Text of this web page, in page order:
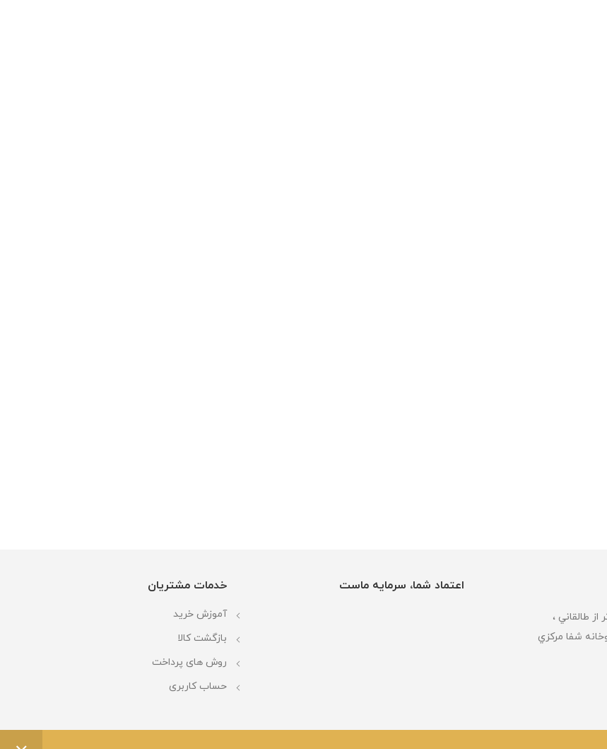
اعتماد شما، سرمایه ماست خدمات مشتریان
آموزش خرید
بازگشت کالا
روش های پرداخت
حساب کاربری